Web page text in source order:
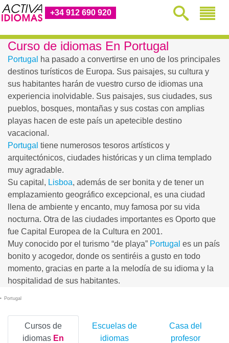
+34 912 690 920
Curso de idiomas En Portugal
Portugal
ha pasado a convertirse en uno de los principales
destinos turísticos de Europa. Sus paisajes, su cultura y
sus habitantes harán de vuestro curso de idiomas una
experiencia inolvidable. Sus paisajes, sus ciudades, sus
pueblos, bosques, montañas y sus costas con amplias
playas hacen de este país un apetecible destino
vacacional.
Portugal tiene numerosos tesoros artísticos y
arquitectónicos, ciudades históricas y un clima templado
muy agradable.
Su capital, Lisboa, además de ser bonita y de tener un
emplazamiento geográfico excepcional, es una ciudad
llena de ambiente y encanto, muy famosa por su vida
nocturna. Otra de las ciudades importantes es Oporto que
fue Capital Europea de la Cultura en 2001.
Muy conocido por el turismo “de playa” Portugal es un país
bonito y acogedor, donde os sentiréis a gusto en todo
momento, gracias en parte a la melodía de su idioma y la
hospitalidad de sus habitantes.
Portugal
Cursos de
idiomas En
Escuelas de
idiomas
Casa del
profesor